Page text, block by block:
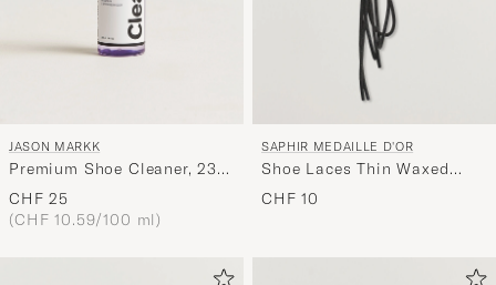
JASON MARKK
Premium Shoe Cleaner, 236
ml
CHF 25
(CHF 10.59/100 ml)
SAPHIR MEDAILLE D'OR
Shoe Laces Thin Waxed
75cm Black
CHF 10